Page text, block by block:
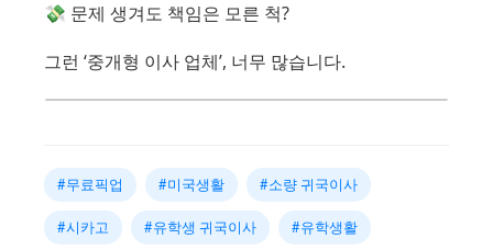
💸 문제 생겨도 책임은 모른 척?
그런 ‘중개형 이사 업체’, 너무 많습니다.
#무료픽업 #미국생활 #소량 귀국이사
#시카고 #유학생 귀국이사 #유학생활